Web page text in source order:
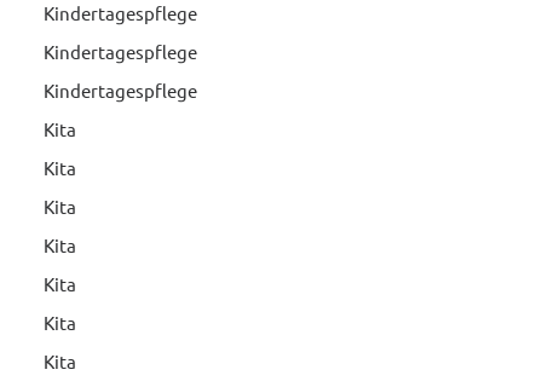
Kindertagespflege
Kindertagespflege
Kindertagespflege
Kita
Kita
Kita
Kita
Kita
Kita
Kita